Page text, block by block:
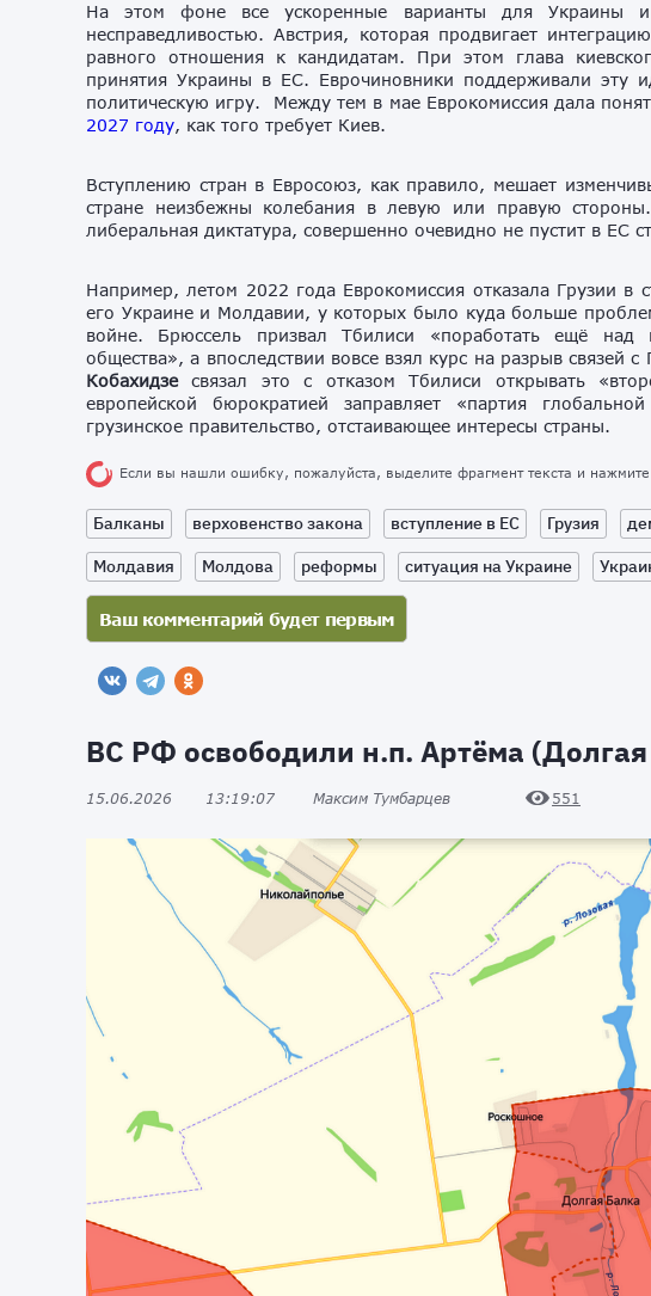
На этом фоне все ускоренные варианты для Украины
несправедливостью. Австрия, которая продвигает
равного отношения к кандидатам. При этом глава
принятия Украины в ЕС. Еврочиновники поддерживали эту
политическую игру. Между тем в мае Еврокомиссия дала
2027 году, как того требует Киев.
Вступлению стран в Евросоюз, как правило, мешает
стране неизбежны колебания в левую или правую
либеральная диктатура, совершенно очевидно не пустит в ЕС
Например, летом 2022 года Еврокомиссия отказала Грузии в
его Украине и Молдавии, у которых было куда больше
войне. Брюссель призвал Тбилиси «поработать ещё над
общества», а впоследствии вовсе взял курс на разрыв связей
Кобахидзесвязал это с отказом Тбилиси открывать
европейской бюрократией заправляет «партия
грузинское правительство, отстаивающее интересы страны.
Если вы нашли ошибку, пожалуйста, выделите фрагмент текста и нажмите
Балканы верховенство закона вступление в ЕС Грузия
Молдавия
Молдова реформы ситуация на Украине
ВС РФ освободили н.п. Артёма
15.06.2026 13:19:07 Максим Тумбарцев 551